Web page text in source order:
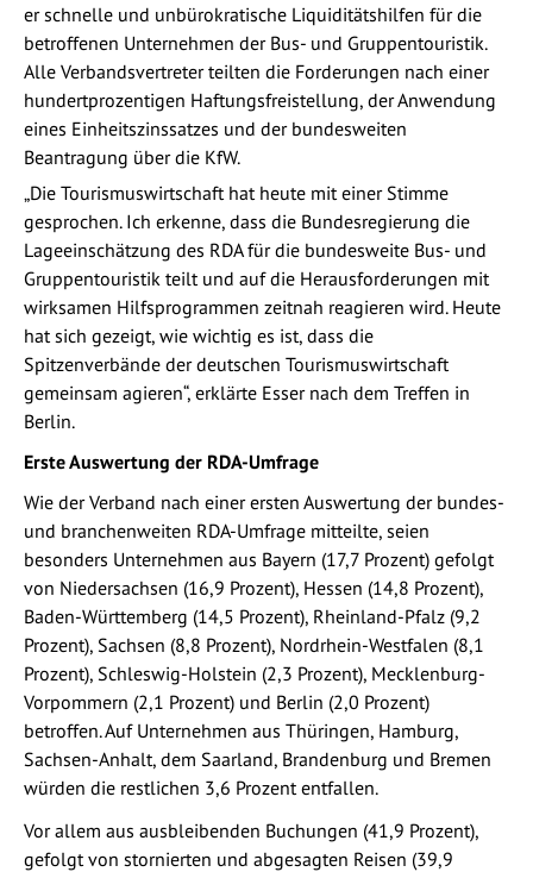
er schnelle und unbürokratische Liquiditätshilfen für die
betroffenen Unternehmen der Bus- und Gruppentouristik.
Alle Verbandsvertreter teilten die Forderungen nach einer
hundertprozentigen Haftungsfreistellung, der Anwendung
eines Einheitszinssatzes und der bundesweiten
Beantragung über die KfW.
„Die Tourismuswirtschaft hat heute mit einer Stimme
gesprochen. Ich erkenne, dass die Bundesregierung die
Lageeinschätzung des RDA für die bundesweite Bus- und
Gruppentouristik teilt und auf die Herausforderungen mit
wirksamen Hilfsprogrammen zeitnah reagieren wird. Heute
hat sich gezeigt, wie wichtig es ist, dass die
Spitzenverbände der deutschen Tourismuswirtschaft
gemeinsam agieren“, erklärte Esser nach dem Treffen in
Berlin.
Erste Auswertung der RDA-Umfrage
Wie der Verband nach einer ersten Auswertung der bundes-
und branchenweiten RDA-Umfrage mitteilte, seien
besonders Unternehmen aus Bayern (17,7 Prozent) gefolgt
von Niedersachsen (16,9 Prozent), Hessen (14,8 Prozent),
Baden-Württemberg (14,5 Prozent), Rheinland-Pfalz (9,2
Prozent), Sachsen (8,8 Prozent), Nordrhein-Westfalen (8,1
Prozent), Schleswig-Holstein (2,3 Prozent), Mecklenburg-
Vorpommern (2,1 Prozent) und Berlin (2,0 Prozent)
betroffen. Auf Unternehmen aus Thüringen, Hamburg,
Sachsen-Anhalt, dem Saarland, Brandenburg und Bremen
würden die restlichen 3,6 Prozent entfallen.
Vor allem aus ausbleibenden Buchungen (41,9 Prozent),
gefolgt von stornierten und abgesagten Reisen (39,9